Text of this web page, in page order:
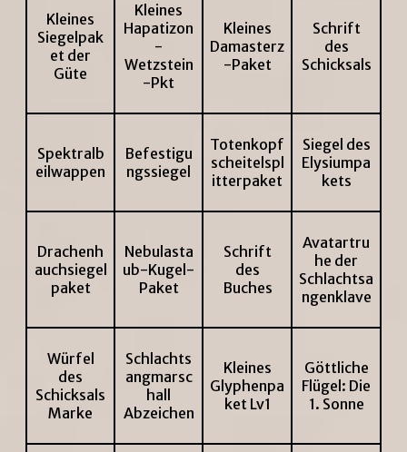
Kleines
Siegelpak
et der
Güte
Kleines
Hapatizon
-
Wetzstein
-Pkt
Kleines
Damasterz
-Paket
Schrift
des
Schicksals
Spektralb
eilwappen
Befestigu
ngssiegel
Totenkopf
scheitelspl
itterpaket
Siegel des
Elysiumpa
kets
Drachenh
auchsiegel
paket
Nebulasta
ub-Kugel-
Paket
Schrift
des
Buches
Avatartru
he der
Schlachtsa
ngenklave
Würfel
des
Schicksals
Marke
Schlachts
angmarsc
hall
Abzeichen
Kleines
Glyphenpa
ket Lv1
Göttliche
Flügel: Die
1. Sonne